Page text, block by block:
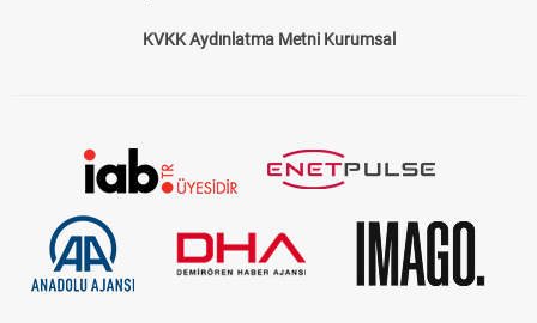
KVKK Aydınlatma Metni Kurumsal